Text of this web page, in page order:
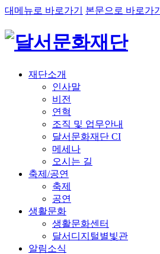
대메뉴로 바로가기 본문으로 바로가기
재단소개
인사말
비전
연혁
조직 및 업무안내
달서문화재단 CI
메세나
오시는 길
축제/공연
축제
공연
생활문화
생활문화센터
달서디지털별빛관
알림소식